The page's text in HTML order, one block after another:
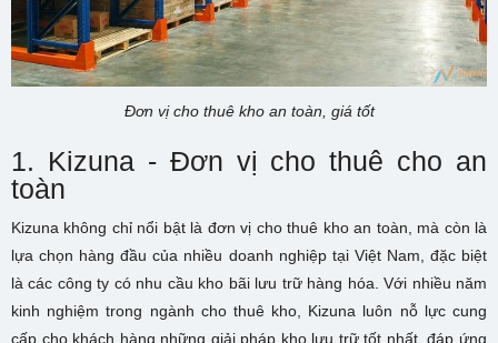
Đơn vị cho thuê kho an toàn, giá tốt
1. Kizuna - Đơn vị cho thuê cho an
toàn
Kizuna không chỉ nổi bật là đơn vị cho thuê kho an toàn, mà còn là
lựa chọn hàng đầu của nhiều doanh nghiệp tại Việt Nam, đặc biệt
là các công ty có nhu cầu kho bãi lưu trữ hàng hóa. Với nhiều năm
kinh nghiệm trong ngành cho thuê kho, Kizuna luôn nỗ lực cung
cấp cho khách hàng những giải pháp kho lưu trữ tốt nhất, đáp ứng